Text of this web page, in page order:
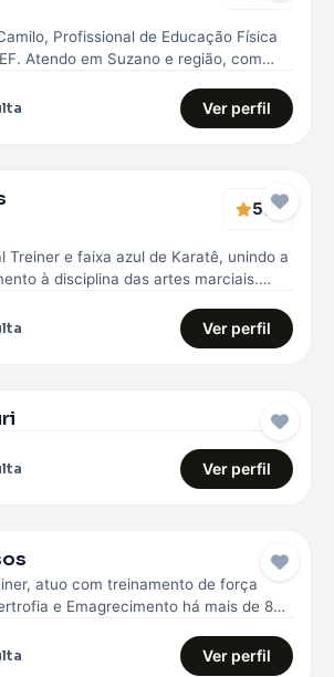
Profissional de Educação Física
Atendo em Suzano e região, com
Ver perfil
5(1)
Treiner e faixa azul de Karatê, unindo a
à disciplina das artes marciais.
Ver perfil
Ver perfil
atuo com treinamento de força
e Emagrecimento há mais de 8
Ver perfil